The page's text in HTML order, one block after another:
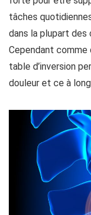
tâches
dans la plupart des
Cependant comme
table d’inversion
douleur et ce à